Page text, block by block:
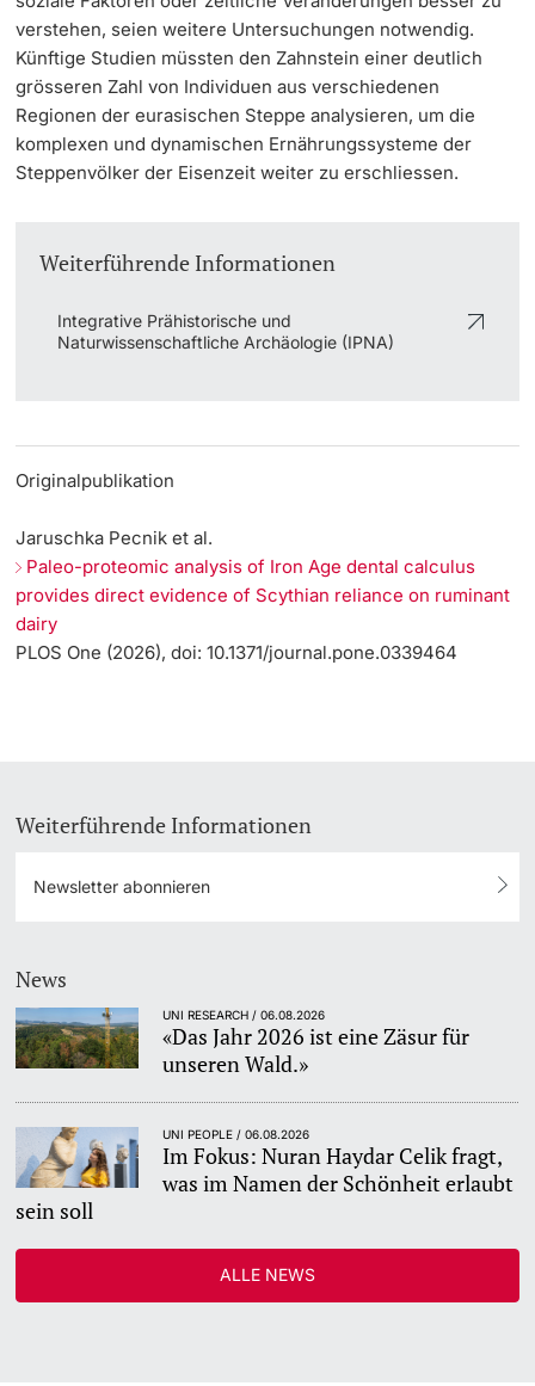
verstehen, seien weitere Untersuchungen notwendig.
Künftige Studien müssten den Zahnstein einer deutlich
grösseren Zahl von Individuen aus verschiedenen
Regionen der eurasischen Steppe analysieren, um die
komplexen und dynamischen Ernährungssysteme der
Steppenvölker der Eisenzeit weiter zu erschliessen.
Weiterführende Informationen
Integrative Prähistorische und
Naturwissenschaftliche Archäologie (IPNA)
Originalpublikation
Jaruschka Pecnik et al.
Paleo-proteomic analysis of Iron Age dental calculus
provides direct evidence of Scythian reliance on ruminant
dairy
PLOS One (2026), doi: 10.1371/journal.pone.0339464
Weiterführende Informationen
Newsletter abonnieren
News
UNI RESEARCH / 06.08.2026
«Das Jahr 2026 ist eine Zäsur für
unseren Wald.»
UNI PEOPLE / 06.08.2026
Im Fokus: Nuran Haydar Celik fragt,
was im Namen der Schönheit erlaubt
sein soll
ALLE NEWS